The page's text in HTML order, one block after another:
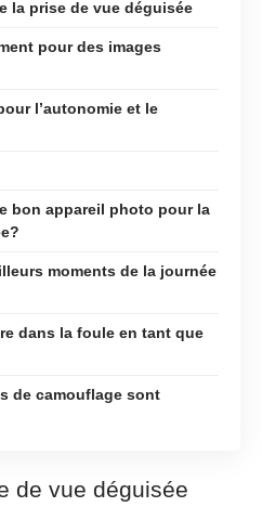
la prise de vue déguisée
pour des images
l’autonomie et le
bon appareil photo pour la
moments de la journée
dans la foule en tant que
de camouflage sont
de vue déguisée